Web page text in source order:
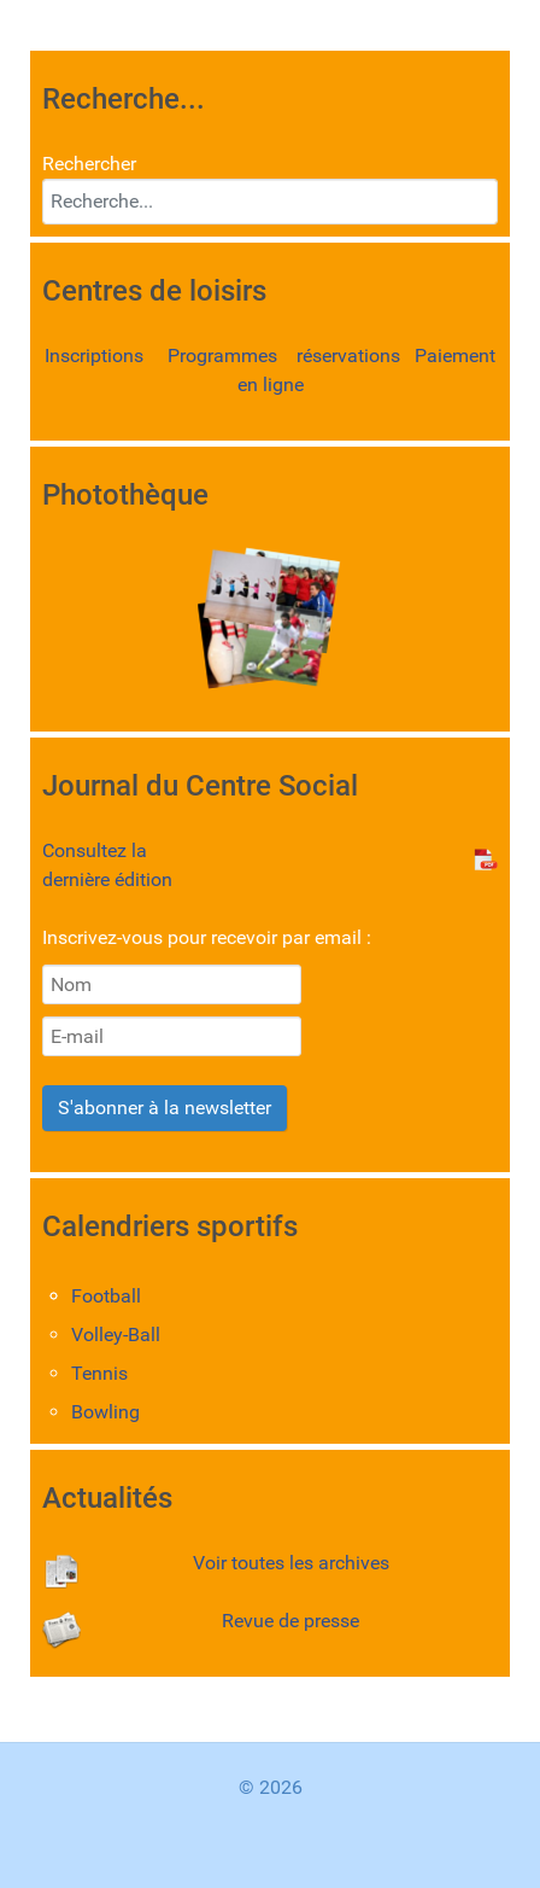
Recherche...
Rechercher
Centres de loisirs
Inscriptions Programmes réservations Paiement
en ligne
Photothèque
Journal du Centre Social
Consultez la
dernière édition
Inscrivez-vous pour recevoir par email :
S'abonner à la newsletter
Calendriers sportifs
Football
Volley-Ball
Tennis
Bowling
Actualités
Voir toutes les archives
Revue de presse
© 2026